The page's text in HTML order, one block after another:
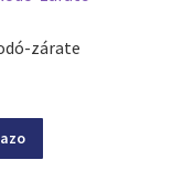
zárate